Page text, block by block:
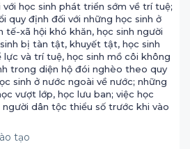
học sinh phát triển sớm về trí tuệ;
quy định đối với những học sinh ở
tế-xã hội khó khăn, học sinh người
bị tàn tật, khuyết tật, học sinh
và trí tuệ, học sinh mồ côi không
trong diện hộ đói nghèo theo quy
sinh ở nước ngoài về nước; những
vượt lớp, học lưu ban; việc học
dân tộc thiểu số trước khi vào
tạo